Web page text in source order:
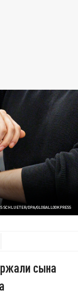
DPA/GLOBALLOOKPRESS
сына